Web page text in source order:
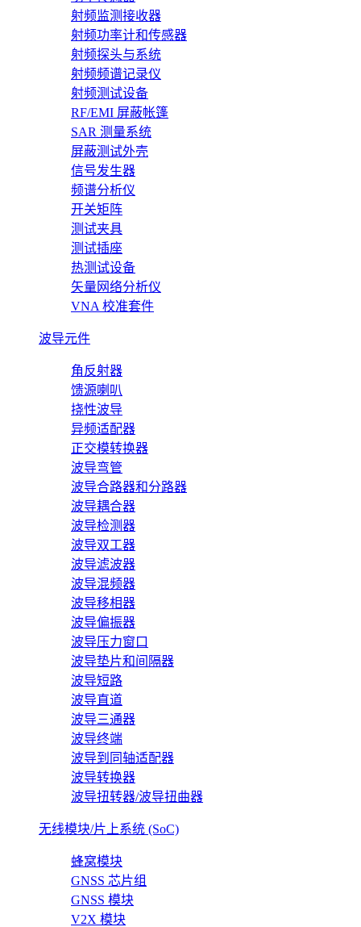
射频监测接收器
射频功率计和传感器
射频探头与系统
射频频谱记录仪
射频测试设备
RF/EMI 屏蔽帐篷
SAR 测量系统
屏蔽测试外壳
信号发生器
频谱分析仪
开关矩阵
测试夹具
测试插座
热测试设备
矢量网络分析仪
VNA 校准套件
波导元件
角反射器
馈源喇叭
挠性波导
异频适配器
正交模转换器
波导弯管
波导合路器和分路器
波导耦合器
波导检测器
波导双工器
波导滤波器
波导混频器
波导移相器
波导偏振器
波导压力窗口
波导垫片和间隔器
波导短路
波导直道
波导三通器
波导终端
波导到同轴适配器
波导转换器
波导扭转器/波导扭曲器
无线模块/片上系统 (SoC)
蜂窝模块
GNSS 芯片组
GNSS 模块
V2X 模块